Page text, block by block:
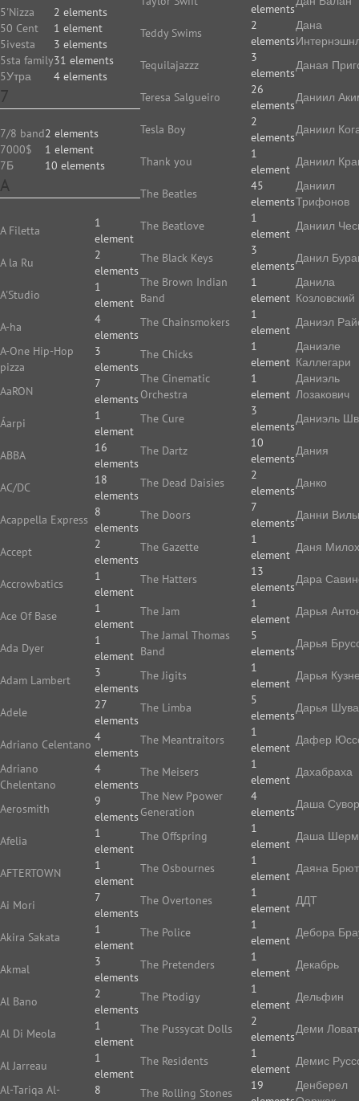
5'Nizza
2 elements
50 Cent
1 element
5ivesta
3 elements
5sta family31 elements
5Утра
4 elements
7
7/8 band2 elements
7000$
1 element
7Б
10 elements
A
A Filetta
1
element
A la Ru
2
elements
A'Studio
1
element
A-ha
4
elements
A-One Hip-Hop
pizza
3
elements
AaRON
7
elements
Áarpi
1
element
ABBA
16
elements
AC/DC
18
elements
Acappella Express
8
elements
Accept
2
elements
Accrowbatics
1
element
Ace Of Base
1
element
Ada Dyer
1
element
Adam Lambert
3
elements
Adele
27
elements
Adriano Celentano
4
elements
Adriano
Chelentano
4
elements
Aerosmith
9
elements
Afelia
1
element
AFTERTOWN
1
element
Ai Mori
7
elements
Akira Sakata
1
element
Akmal
3
elements
Al Bano
2
elements
Al Di Meola
1
element
Al Jarreau
1
element
Al-Tariqa Al-
8
elements
Teddy Swims
2
elements
Tequilajazzz
3
elements
Teresa Salgueiro
26
elements
Tesla Boy
2
elements
Thank you
1
element
The Beatles
45
elements
The Beatlove
1
element
The Black Keys
3
elements
The Brown Indian
Band
1
element
The Chainsmokers
1
element
The Chicks
1
element
The Cinematic
Orchestra
1
element
The Cure
3
elements
The Dartz
10
elements
The Dead Daisies
2
elements
The Doors
7
elements
The Gazette
1
element
The Hatters
13
elements
The Jam
1
element
The Jamal Thomas
Band
5
elements
The Jigits
1
element
The Limba
5
elements
The Meantraitors
1
element
The Meisers
1
element
The New Ppower
Generation
4
elements
The Offspring
1
element
The Osbournes
1
element
The Overtones
1
element
The Police
1
element
The Pretenders
1
element
The Ptodigy
1
element
The Pussycat Dolls
2
elements
The Residents
1
element
The Rolling Stones
19
Дана
Даная
Даниил
Даниил
Даниил
Даниил
Трифонов
Даниил
Данил
Данила
Козловский
Даниэл
Даниэле
Каллегари
Даниэль
Лозакович
Даниэль
Дания
Данко
Данни
Даня
Дара
Дарья
Дарья
Дарья
Дарья
Дафер
Дахабраха
Даша
Даша
Даяна Брют
ДДТ
Дебора
Декабрь
Дельфин
Деми
Демис
Денберел